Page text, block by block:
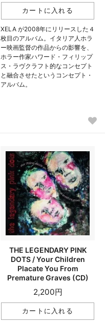
XELA が2008年にリリースした４
枚目のアルバム。イタリア人ホラ
ー映画監督の作品からの影響を、
ホラー作家ハワード・フィリップ
ス・ラヴクラフト的なコンセプト
と融合させたというコンセプト・
アルバム。
THE LEGENDARY PINK
DOTS / Your Children
Placate You From
Premature Graves (CD)
2,200円